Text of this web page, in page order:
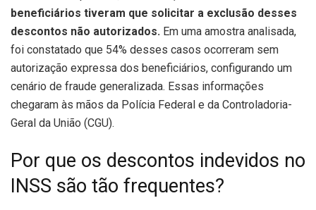
beneficiários tiveram que solicitar a exclusão desses
descontos não autorizados. Em uma amostra analisada,
foi constatado que 54% desses casos ocorreram sem
autorização expressa dos beneficiários, configurando um
cenário de fraude generalizada. Essas informações
chegaram às mãos da Polícia Federal e da Controladoria-
Geral da União (CGU).
Por que os descontos indevidos no
INSS são tão frequentes?